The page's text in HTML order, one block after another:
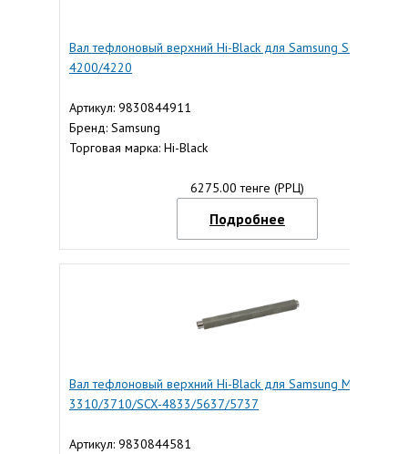
Вал тефлоновый верхний Hi-Black для Samsung SCX-
4200/4220
Артикул: 9830844911
Бренд: Samsung
Торговая марка: Hi-Black
6275.00 тенге (РРЦ)
Подробнее
Вал тефлоновый верхний Hi-Black для Samsung ML-
3310/3710/SCX-4833/5637/5737
Артикул: 9830844581